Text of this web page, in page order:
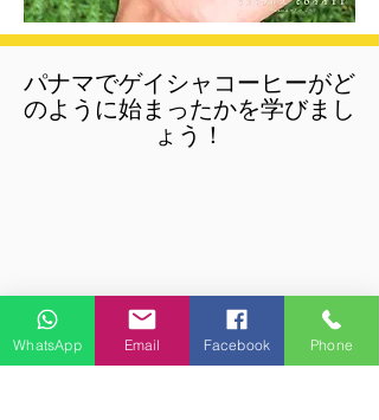
パナマでゲイシャコーヒーがど
のように始まったかを学びまし
ょう！
WhatsApp Email Facebook Phone